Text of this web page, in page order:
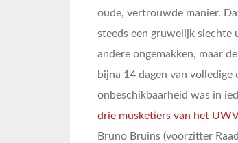
oude, vertrouwde manier.
steeds een gruwelijk slechte
andere ongemakken, maar
bijna 14 dagen van volledige
onbeschikbaarheid was in
drie musketiers van het UWV
Bruno Bruins (voorzitter